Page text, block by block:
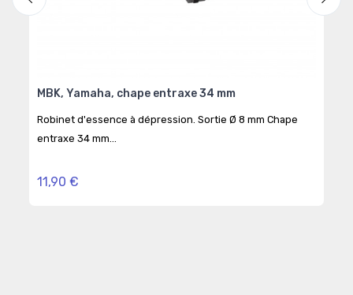
MBK, Yamaha, chape entraxe 34 mm
Robinet d'essence à dépression. Sortie Ø 8 mm Chape
entraxe 34 mm...
11,90 €